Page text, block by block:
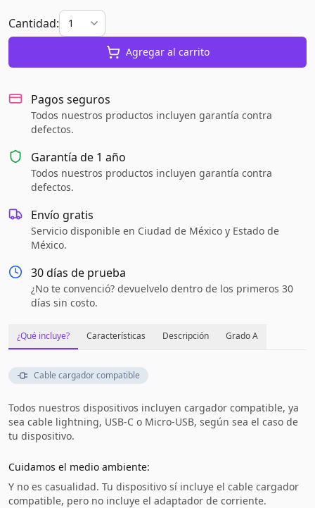
Cantidad:
Agregar al carrito
Pagos seguros
Todos nuestros productos incluyen garantía contra
defectos.
Garantía de 1 año
Todos nuestros productos incluyen garantía contra
defectos.
Envío gratis
Servicio disponible en Ciudad de México y Estado de
México.
30 días de prueba
¿No te convenció? devuelvelo dentro de los primeros 30
días sin costo.
¿Qué incluye? Características Descripción Grado A
Cable cargador compatible
Todos nuestros dispositivos incluyen cargador compatible, ya
sea cable lightning, USB-C o Micro-USB, según sea el caso de
tu dispositivo.
Cuidamos el medio ambiente:
Y no es casualidad. Tu dispositivo sí incluye el cable cargador
compatible, pero no incluye el adaptador de corriente.